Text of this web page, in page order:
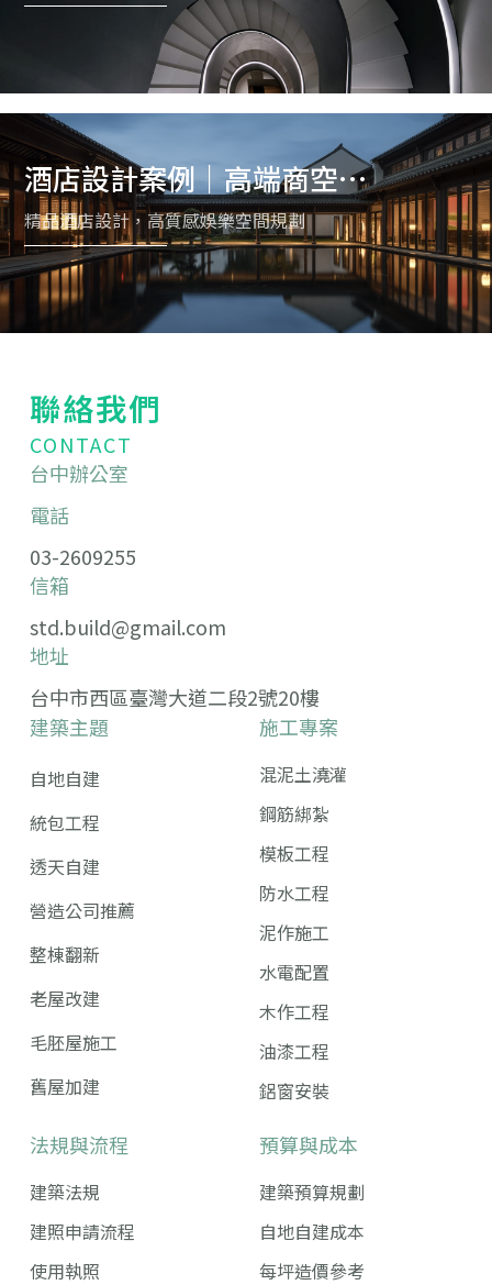
酒店設計案例｜高端商空與
夜店空間規劃
精品酒店設計，高質感娛樂空間規劃
聯絡我們
CONTACT
台中辦公室
電話
03-2609255
信箱
std.build@gmail.com
地址
台中市西區臺灣大道二段2號20樓
建築主題
自地自建
統包工程
透天自建
營造公司推薦
整棟翻新
老屋改建
毛胚屋施工
舊屋加建
施工專案
混泥土澆灌
鋼筋綁紮
模板工程
防水工程
泥作施工
水電配置
木作工程
油漆工程
鋁窗安裝
法規與流程
建築法規
建照申請流程
使用執照
預算與成本
建築預算規劃
自地自建成本
每坪造價參考